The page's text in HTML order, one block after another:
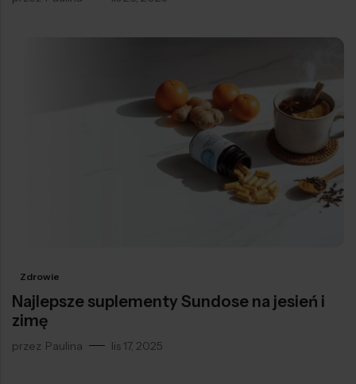
Zdrowie
Najlepsze suplementy Sundose na jesień i
zimę
przez Paulina lis 17, 2025